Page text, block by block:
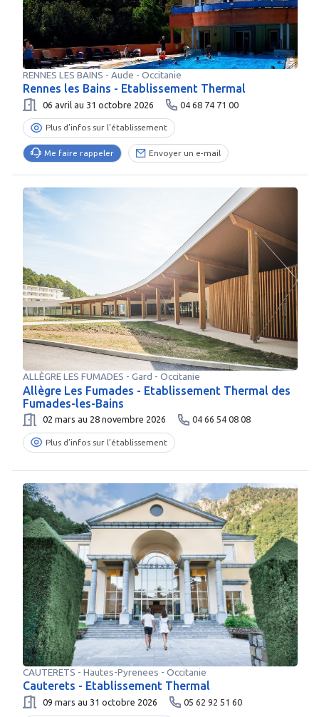
RENNES LES BAINS - Aude - Occitanie
Rennes les Bains - Etablissement Thermal
06 avril au 31 octobre 2026 04 68 74 71 00
Plus d’infos sur l’établissement
Me faire rappeler Envoyer un e-mail
ALLÈGRE LES FUMADES - Gard - Occitanie
Allègre Les Fumades - Etablissement Thermal des
Fumades-les-Bains
02 mars au 28 novembre 2026 04 66 54 08 08
Plus d’infos sur l’établissement
CAUTERETS - Hautes-Pyrenees - Occitanie
Cauterets - Etablissement Thermal
09 mars au 31 octobre 2026 05 62 92 51 60